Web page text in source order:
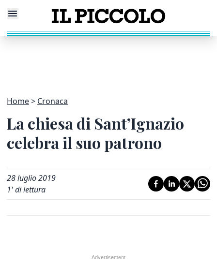
Home Cronaca
La chiesa di Sant’Ignazio
celebra il suo patrono
28 luglio 2019
1' di lettura